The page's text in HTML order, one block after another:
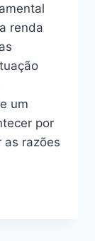
renda
um
por
as razões